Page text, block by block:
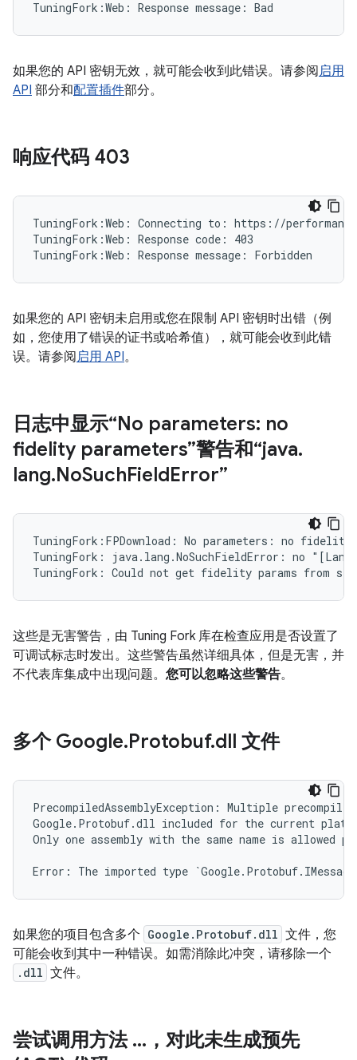
如果您的 API 密钥无效，就可能会收到此错误。请参阅启用
API 部分和配置插件部分。
响应代码 403
TuningFork:Web: Connecting to: https://
TuningFork:Web: Response code: 403
如果您的 API 密钥未启用或您在限制 API 密钥时出错（例
如，您使用了错误的证书或哈希值），就可能会收到此错
误。请参阅启用 API。
日志中显示“No parameters: no
fidelity parameters”警告和“java.
lang.NoSuchFieldError”
TuningFork:FPDownload: No parameters: no fidelity
TuningFork: java.lang.NoSuchFieldError: no
这些是无害警告，由 Tuning Fork 库在检查应用是否设置了
可调试标志时发出。这些警告虽然详细具体，但是无害，并
不代表库集成中出现问题。 您可以忽略这些警告。
多个 Google.Protobuf.dll 文件
PrecompiledAssemblyException: Multiple
Google.Protobuf.dll included for the current
Only one assembly with the same name is allowed
如果您的项目包含多个 Google.Protobuf.dll 文件，您
可能会收到其中一种错误。如需消除此冲突，请移除一个
.dll 文件。
尝试调用方法 …，对此未生成预先